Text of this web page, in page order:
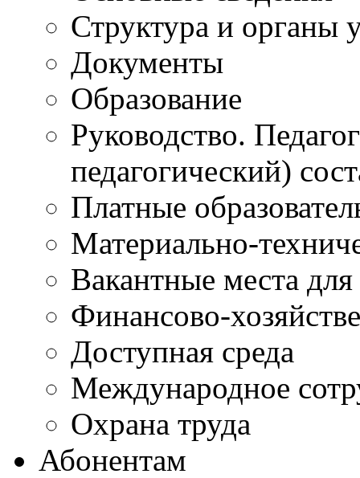
Структура и органы
Документы
Образование
Руководство.
педагогический)
Платные
Материально-
Вакантные места
Финансово-
Доступная среда
Международное
Охрана труда
Абонентам